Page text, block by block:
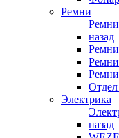
Ремни
Ремни
назад
Отдел
Электрика
назад